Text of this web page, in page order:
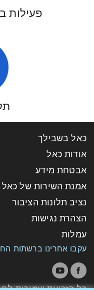
פעילות
כאל בשבילך
אודות כאל
אבטחת מידע
אמנת השירות של כאל
נציב תלונות הציבור
הצהרת נגישות
עמלות
עקבו אחרינו ברשתות